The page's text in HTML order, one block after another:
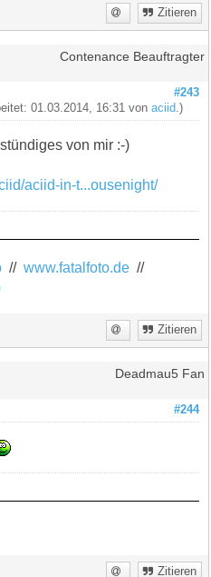
Zitieren
Contenance Beauftragter
#243
01.03.2014, 16:31 vonaciid.)
von mir :-)
aciid-in-t...ousenight/
//www.fatalfoto.de //
Zitieren
Deadmau5 Fan
#244
Zitieren